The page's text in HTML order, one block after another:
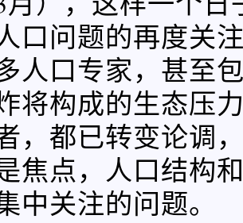
口问题的再度关
人口专家，甚至
将构成的生态压
，都已转变论调
焦点，人口结构
中关注的问题。